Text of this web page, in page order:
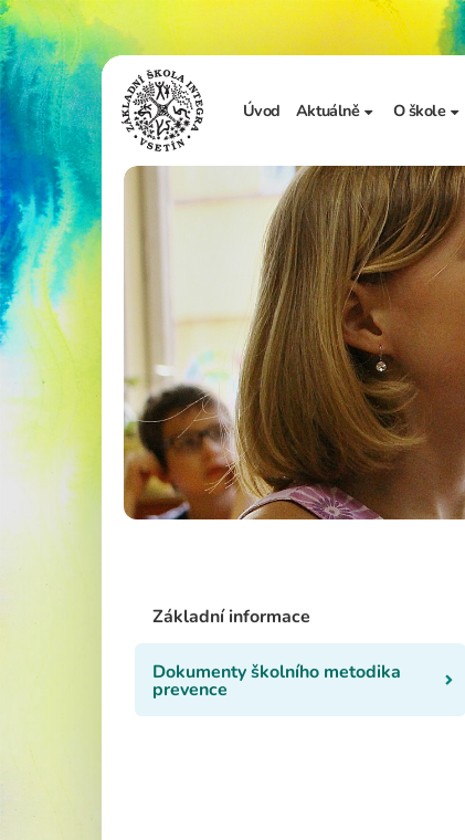
Úvod Aktuálně
Sdělení školy
Ze života školy
O škole
Úřední
Zápis
Školní
Základní informace
Dokumenty školního metodika
prevence